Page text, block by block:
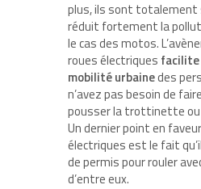
plus, ils sont totalement
réduit fortement la
le cas des motos.
roues électriques facilite
mobilité urbainedes
n’avez pas besoin de
pousser la trottinette ou
Un dernier point en
électriques est le fait
de permis pour rouler
d’entre eux.